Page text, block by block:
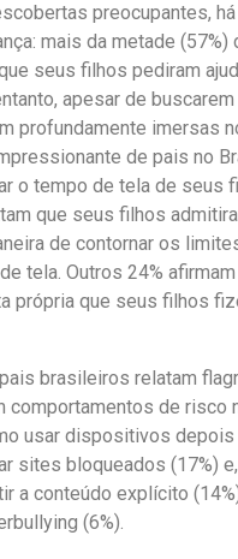
preocupantes, há
mais da metade (57%)
seus filhos pediram
apesar de buscarem
profundamente imersas
de pais no
o tempo de tela de seus
que seus filhos
de contornar os
tela. Outros 24%
própria que seus filhos
brasileiros relatam
comportamentos de risco
usar dispositivos depois
sites bloqueados (17%)
a conteúdo explícito
(6%).